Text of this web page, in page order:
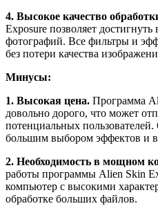
4. Высокое качество
Exposure позволяет достигнуть
фотографий. Все фильтры и
без потери качества
Минусы:
1. Высокая цена. Программа
довольно дорого, что может
потенциальных
большим выбором эффектов и
2. Необходимость в мощном
работы программы Alien Skin
компьютер с высокими
обработке больших файлов.